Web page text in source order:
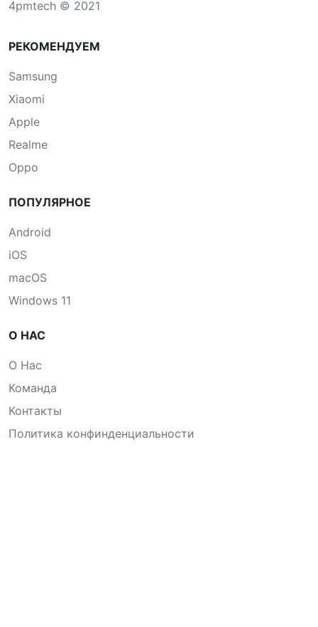
4pmtech © 2021
РЕКОМЕНДУЕМ
Samsung
Xiaomi
Apple
Realme
Oppo
ПОПУЛЯРНОЕ
Android
iOS
macOS
Windows 11
О НАС
О Нас
Команда
Контакты
Политика конфинденциальности